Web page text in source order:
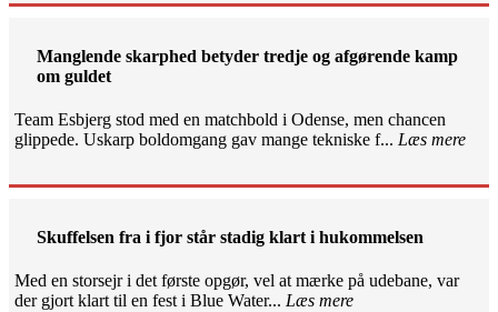
Manglende skarphed betyder tredje og afgørende kamp
om guldet
Team Esbjerg stod med en matchbold i Odense, men chancen
glippede. Uskarp boldomgang gav mange tekniske f... Læs mere
Skuffelsen fra i fjor står stadig klart i hukommelsen
Med en storsejr i det første opgør, vel at mærke på udebane, var
der gjort klart til en fest i Blue Water... Læs mere